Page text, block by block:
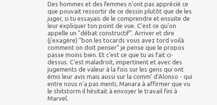
Des hommes et des femmes n'ont pas apprécié ce
que pouvait ressortir de ce dessin plutôt que de les
juger, si tu essayais de le comprendre et ensuite de
leur expliquer ton point de vue. C'est ce qu'on
appelle un "débat constructif". Arriver et dire
(j'exagère) "bon les tocards vous avez tord voilà
comment on doit penser" je pense que le propos
passe moins bien. Et c'est ce que tu as fait ci-
dessus. C'est maladroit, impertinent et avec des
jugements de valeur à la fois sur les gens qui ont
émis leur avis mais aussi sur la comm' d'Alonso - qui
entre nous n'a pas menti, Manara à affirmer que vu
le shitstorm il hésitait à envoyer le travail fini à
Marvel.